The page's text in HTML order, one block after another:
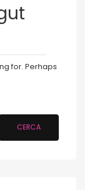
for. Perhaps
CERCA